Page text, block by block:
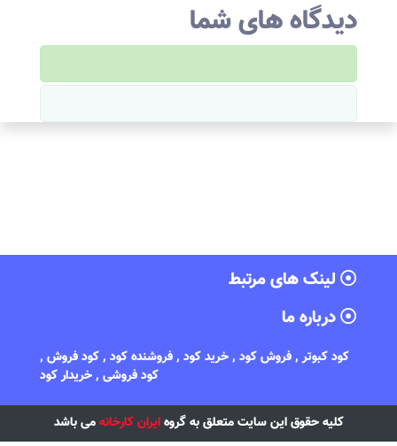
دیدگاه های شما
لینک های مرتبط
درباره ما
کود کبوتر , فروش کود , خرید کود , فروشنده کود , کود فروش ,
کود فروشی , خریدار کود
کلیه حقوق این سایت متعلق به گروهایران کارخانهمی باشد